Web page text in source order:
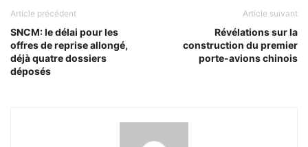
Article précédent
SNCM: le délai pour les
offres de reprise allongé,
déjà quatre dossiers
déposés
Article suivant
Révélations sur la
construction du premier
porte-avions chinois